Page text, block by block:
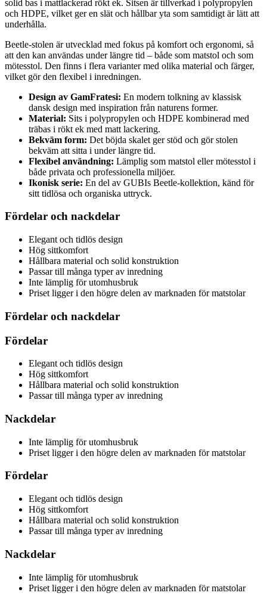
solid bas i mattlackerad rökt ek. Sitsen är tillverkad i polypropylen
och HDPE, vilket ger en slät och hållbar yta som samtidigt är lätt att
underhålla.
Beetle-stolen är utvecklad med fokus på komfort och ergonomi, så
att den kan användas under längre tid – både som matstol och som
mötesstol. Den finns i flera varianter med olika material och färger,
vilket gör den flexibel i inredningen.
Design av GamFratesi: En modern tolkning av klassisk
dansk design med inspiration från naturens former.
Material: Sits i polypropylen och HDPE kombinerad med
träbas i rökt ek med matt lackering.
Bekväm form: Det böjda skalet ger stöd och gör stolen
bekväm att sitta i under längre tid.
Flexibel användning: Lämplig som matstol eller mötesstol i
både privata och professionella miljöer.
Ikonisk serie: En del av GUBIs Beetle-kollektion, känd för
sitt tidlösa och organiska uttryck.
Fördelar och nackdelar
Elegant och tidlös design
Hög sittkomfort
Hållbara material och solid konstruktion
Passar till många typer av inredning
Inte lämplig för utomhusbruk
Priset ligger i den högre delen av marknaden för matstolar
Fördelar och nackdelar
Fördelar
Elegant och tidlös design
Hög sittkomfort
Hållbara material och solid konstruktion
Passar till många typer av inredning
Nackdelar
Inte lämplig för utomhusbruk
Priset ligger i den högre delen av marknaden för matstolar
Fördelar
Elegant och tidlös design
Hög sittkomfort
Hållbara material och solid konstruktion
Passar till många typer av inredning
Nackdelar
Inte lämplig för utomhusbruk
Priset ligger i den högre delen av marknaden för matstolar